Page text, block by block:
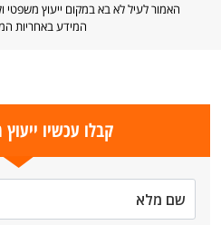
האמור לעיל לא בא במקום ייעוץ
המידע באחריות
קבלו עכשיו